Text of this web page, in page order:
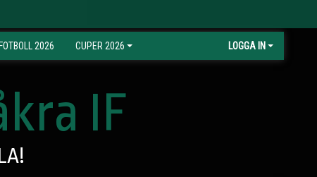
2026 CUPER 2026 LOGGA IN
IF